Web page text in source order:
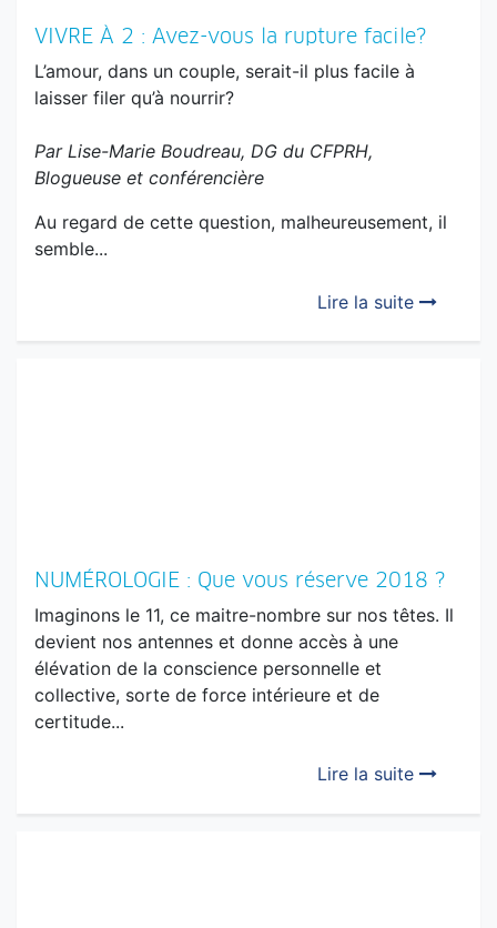
VIVRE À 2 : Avez-vous la rupture facile?
L’amour, dans un couple, serait-il plus facile à
laisser filer qu’à nourrir?
Par Lise-Marie Boudreau, DG du CFPRH,
Blogueuse et conférencière
Au regard de cette question, malheureusement, il
semble...
Lire la suite
NUMÉROLOGIE : Que vous réserve 2018 ?
Imaginons le 11, ce maitre-nombre sur nos têtes. Il
devient nos antennes et donne accès à une
élévation de la conscience personnelle et
collective, sorte de force intérieure et de
certitude...
Lire la suite